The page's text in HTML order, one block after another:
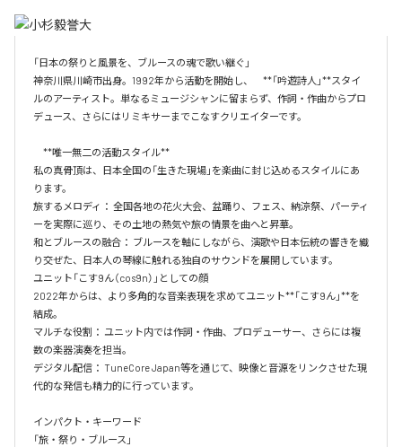
「日本の祭りと風景を、ブルースの魂で歌い継ぐ」
神奈川県川崎市出身。1992年から活動を開始し、　**「吟遊詩人」**スタイ
ルのアーティスト。単なるミュージシャンに留まらず、作詞・作曲からプロ
デュース、さらにはリミキサーまでこなすクリエイターです。
**唯一無二の活動スタイル**
私の真骨頂は、日本全国の「生きた現場」を楽曲に封じ込めるスタイルにあ
ります。
旅するメロディ： 全国各地の花火大会、盆踊り、フェス、納涼祭、パーティ
ーを実際に巡り、その土地の熱気や旅の情景を曲へと昇華。
和とブルースの融合： ブルースを軸にしながら、演歌や日本伝統の響きを織
り交ぜた、日本人の琴線に触れる独自のサウンドを展開しています。
ユニット「こす9ん（cos9n）」としての顔
2022年からは、より多角的な音楽表現を求めてユニット**「こす9ん」**を
結成。
マルチな役割： ユニット内では作詞・作曲、プロデューサー、さらには複
数の楽器演奏を担当。
デジタル配信： TuneCore Japan等を通じて、映像と音源をリンクさせた現
代的な発信も精力的に行っています。
インパクト・キーワード
「旅・祭り・ブルース」